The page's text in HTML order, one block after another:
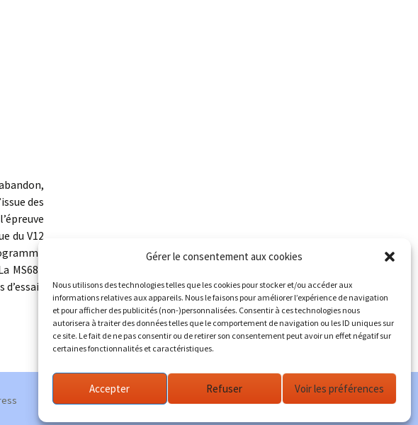
Gérer le consentement aux cookies
Nous utilisons des technologies telles que les cookies pour stocker et/ou accéder aux
informations relatives aux appareils. Nous le faisons pour améliorer l’expérience de navigation
et pour afficher des publicités (non-)personnalisées. Consentir à ces technologies nous
autorisera à traiter des données telles que le comportement de navigation ou les ID uniques sur
ce site. Le fait de ne pas consentir ou de retirer son consentement peut avoir un effet négatif sur
certaines fonctionnalités et caractéristiques.
Accepter Refuser Voir les préférences
des
du V12